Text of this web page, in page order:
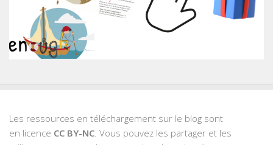
Les ressources en téléchargement sur le blog sont
en licence CC BY-NC. Vous pouvez les partager et les